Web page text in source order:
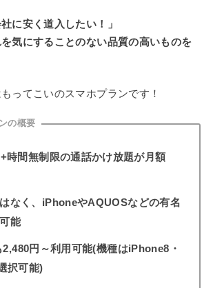
に安く道入したい！」
を気にすることのない品質の高いものを
ってこいのスマホプランです！
の概要
時間無制限の通話かけ放題が月額
なく、iPhoneやAQUOSなどの有名
能
円～利用可能(機種はiPhone8・
択可能)